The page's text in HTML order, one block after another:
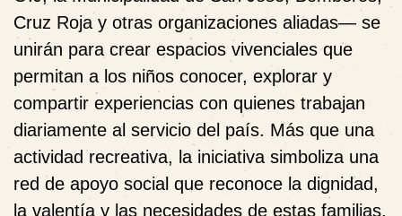
Cruz Roja y otras organizaciones aliadas— se
unirán para crear espacios vivenciales que
permitan a los niños conocer, explorar y
compartir experiencias con quienes trabajan
diariamente al servicio del país. Más que una
actividad recreativa, la iniciativa simboliza una
red de apoyo social que reconoce la dignidad,
la valentía y las necesidades de estas familias.